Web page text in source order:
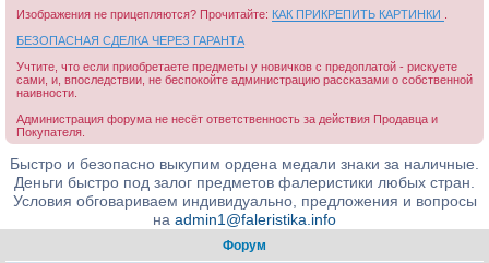
Изображения не прицепляются? Прочитайте: КАК ПРИКРЕПИТЬ КАРТИНКИ
БЕЗОПАСНАЯ СДЕЛКА ЧЕРЕЗ ГАРАНТА
Учтите, что если приобретаете предметы у новичков с предоплатой - рискуете
сами, и, впоследствии, не беспокойте администрацию рассказами о собственной
наивности.
Администрация форума не несёт ответственность за действия Продавца и
Покупателя.
Быстро и безопасно выкупим ордена медали знаки за наличные.
Деньги быстро под залог предметов фалеристики любых стран.
Условия обговариваем индивидуально, предложения и вопросы
на admin1@faleristika.info
Форум